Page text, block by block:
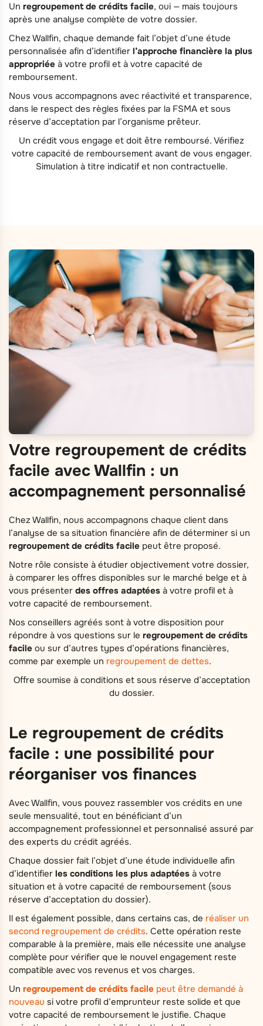
Un regroupement de crédits facile, oui — mais toujours
après une analyse complète de votre dossier.
Chez Wallfin, chaque demande fait l’objet d’une étude
personnalisée afin d’identifier l’approche financière la plus
appropriée à votre profil et à votre capacité de
remboursement.
Nous vous accompagnons avec réactivité et transparence,
dans le respect des règles fixées par la FSMA et sous
réserve d’acceptation par l’organisme prêteur.
Un crédit vous engage et doit être remboursé. Vérifiez
votre capacité de remboursement avant de vous engager.
Simulation à titre indicatif et non contractuelle.
Votre regroupement de crédits
facile avec Wallfin : un
accompagnement personnalisé
Chez Wallfin, nous accompagnons chaque client dans
l’analyse de sa situation financière afin de déterminer si un
regroupement de crédits facile peut être proposé.
Notre rôle consiste à étudier objectivement votre dossier,
à comparer les offres disponibles sur le marché belge et à
vous présenter des offres adaptées à votre profil et à
votre capacité de remboursement.
Nos conseillers agréés sont à votre disposition pour
répondre à vos questions sur le regroupement de crédits
facile ou sur d’autres types d’opérations financières,
comme par exemple un regroupement de dettes.
Offre soumise à conditions et sous réserve d’acceptation
du dossier.
Le regroupement de crédits
facile : une possibilité pour
réorganiser vos finances
Avec Wallfin, vous pouvez rassembler vos crédits en une
seule mensualité, tout en bénéficiant d’un
accompagnement professionnel et personnalisé assuré par
des experts du crédit agréés.
Chaque dossier fait l’objet d’une étude individuelle afin
d’identifier les conditions les plus adaptées à votre
situation et à votre capacité de remboursement (sous
réserve d’acceptation du dossier).
Il est également possible, dans certains cas, de réaliser un
second regroupement de crédits. Cette opération reste
comparable à la première, mais elle nécessite une analyse
complète pour vérifier que le nouvel engagement reste
compatible avec vos revenus et vos charges.
Un regroupement de crédits facile peut être demandé à
nouveau si votre profil d’emprunteur reste solide et que
votre capacité de remboursement le justifie. Chaque